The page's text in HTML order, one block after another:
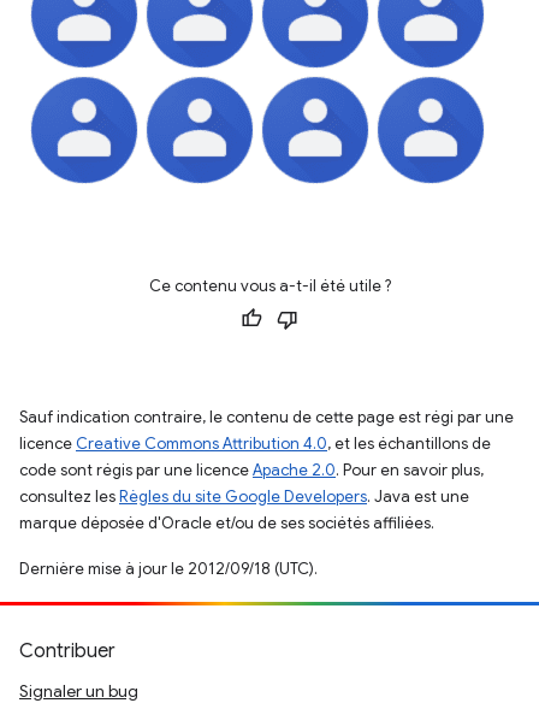
Ce contenu vous a-t-il été utile ?
Sauf indication contraire, le contenu de cette page est régi par une
licence Creative Commons Attribution 4.0, et les échantillons de
code sont régis par une licenceApache 2.0. Pour en savoir plus,
consultez lesRègles du site Google Developers. Java est une
marque déposée d'Oracle et/ou de ses sociétés affiliées.
Dernière mise à jour le 2012/09/18 (UTC).
Contribuer
Signaler un bug